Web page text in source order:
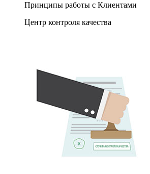
Принципы работы с Клиентами
Центр контроля качества